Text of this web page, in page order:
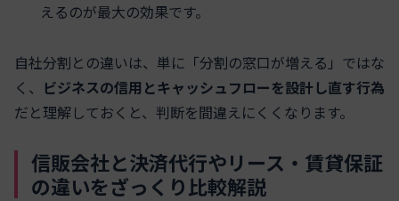
えるのが最大の効果です。
自社分割との違いは、単に「分割の窓口が増える」ではな
く、 ビジネスの信用とキャッシュフローを設計し直す行為
だと理解しておくと、判断を間違えにくくなります。
信販会社と決済代行やリース・賃貸保証
の違いをざっくり比較解説